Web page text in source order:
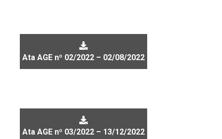
Ata AGE nº 02/2022 – 02/08/2022
Ata AGE nº 03/2022 – 13/12/2022